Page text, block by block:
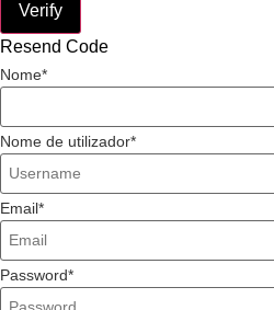
Verify
Resend Code
Nome
Nome de utilizador
Email
Password